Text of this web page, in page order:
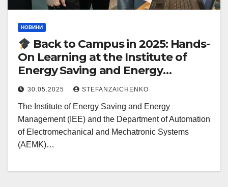
НОВИНИ
Back to Campus in 2025: Hands-
On Learning at the Institute of
Energy Saving and Energy
Management!
30.05.2025 STEFANZAICHENKO
The Institute of Energy Saving and Energy
Management (IEE) and the Department of Automation
of Electromechanical and Mechatronic Systems
(AEMK)…